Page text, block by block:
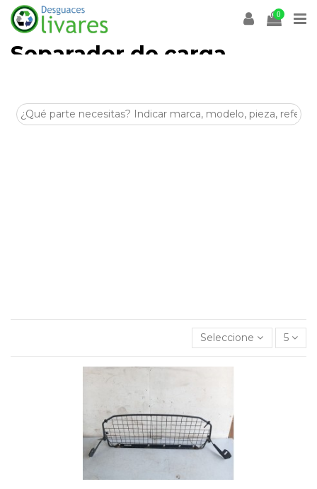
0
Separador de carga
Desguaces Olivareses un desguace especializado en la
venta derecambios y despieces para coches en
Olivares (Sevilla). En esta categoría encontrarás
Seleccione 5